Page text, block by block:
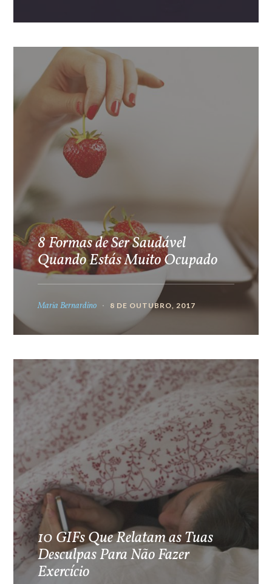
8 Formas de Ser Saudável
Quando Estás Muito Ocupado
Maria Bernardino 8 DE OUTUBRO, 2017
10 GIFs Que Relatam as Tuas
Desculpas Para Não Fazer
Exercício